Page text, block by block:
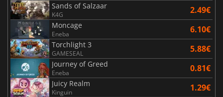
Sands of Salzaar
K4G 2.49€
Moncage
Eneba 6.10€
Torchlight 3
GAMESEAL 5.88€
Journey of Greed
Eneba 0.81€
Juicy Realm
Kinguin 1.29€